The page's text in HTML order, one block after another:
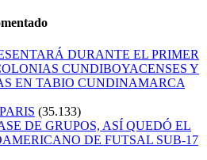
DURANTE EL PRIMER
CUNDIBOYACENSES Y
EN TABIO CUNDINAMARCA
(35.133)
DE GRUPOS, ASÍ QUEDÓ EL
DE FUTSAL SUB-17